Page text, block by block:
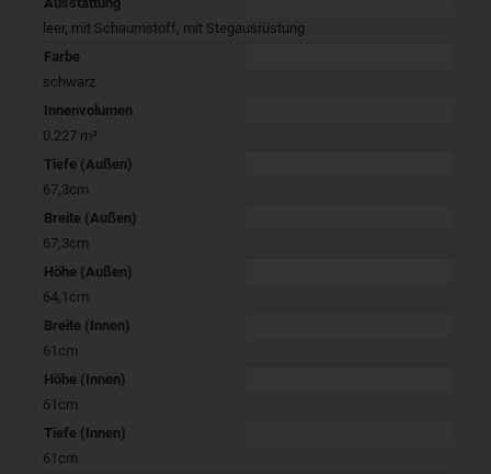
leer, mit Schaumstoff, mit Stegausrüstung
Farbe
schwarz
Innenvolumen
0.227 m³
Tiefe (Außen)
67,3cm
Breite (Außen)
67,3cm
Höhe (Außen)
64,1cm
Breite (Innen)
61cm
Höhe (Innen)
61cm
Tiefe (Innen)
61cm